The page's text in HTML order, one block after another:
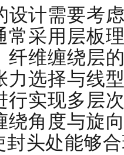
设计需要考
常采用层板
纤维缠绕层
力选择与线
行实现多层
绕角度与旋
封头处能够